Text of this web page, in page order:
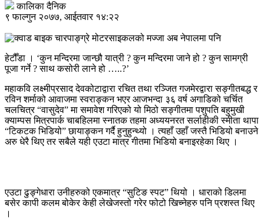
कालिका दैनिक
९ फाल्गुन २०७७, आईतवार १४:२२
हेटौँडा । ‘कुन मन्दिरमा जान्छौ यात्री ? कुन मन्दिरमा जाने हो ? कुन सामग्री
पूजा गर्ने ? साथ कसोरी लाने हो …..?’
महाकवि लक्ष्मीप्रसाद देवकोटाद्वारा रचित तथा रञ्जित गजमेरद्वारा सङ्गीतबद्ध र
रविन शर्माको आवाजमा स्वराङ्कन भएर आजभन्दा ३६ वर्ष अगाडिको चर्चित
चलचित्र “वासुदेव” मा समावेश गरिएको यो मिठो सङ्गीतमा पशुपति बहुमुखी
क्याम्पस मित्रपार्क चाबहिलमा स्नातक तहमा अध्ययनरत सर्लाहीकी स्मीता थापा
“टिकटक भिडियो” छायाङ्कन गर्दै हुनुहुन्थ्यो । त्यहाँ उहाँ जस्तै भिडियो बनाउने
अरु धेरै थिए तर सबैले यही एउटा मात्र गीतमा भिडियो बनाइरहेका थिए ।
एउटा ढुङ्गेधारा उनीहरुको एकमात्र “सुटिङ स्पट” थियो । धाराको डिलमा
बसेर कापी कलम बोकेर केही लेखेजस्तो गरेर फोटो खिच्नेहरु पनि प्रशस्त थिए
।